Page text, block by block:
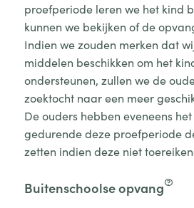
proefperiode leren we het kind
kunnen we bekijken of de
Indien we zouden merken dat
middelen beschikken om het
ondersteunen, zullen we de
zoektocht naar een meer
De ouders hebben eveneens
gedurende deze proefperiode
zetten indien deze niet
Buitenschoolse opvang